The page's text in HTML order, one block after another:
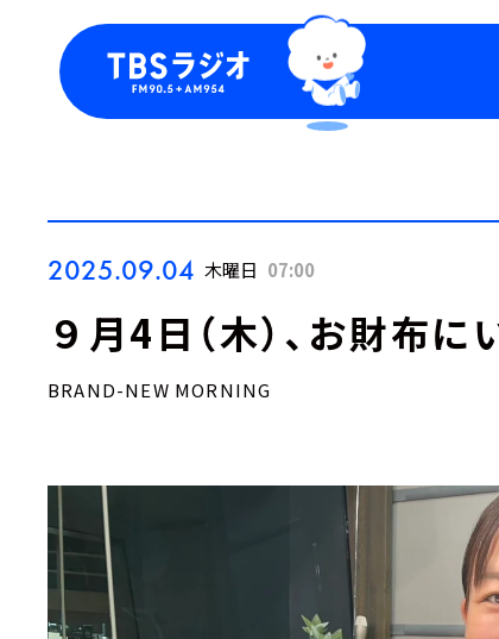
2025.09.04 木曜日 07:00
９月4日（木）、お財布にい
BRAND-NEW MORNING